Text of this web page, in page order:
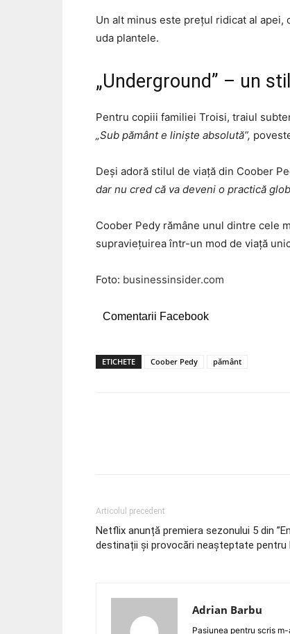
Un alt minus este prețul ridicat al apei,
uda plantele.
„Underground” – un
Pentru copiii familiei Troisi, traiul
„Sub pământ e liniște absolută”,
Deși adoră stilul de viață din Coober
dar nu cred că va deveni o practică
Coober Pedy rămâne unul dintre cele
supraviețuirea într-un mod de viață
Foto: businessinsider.com
Comentarii Facebook
ETICHETE Coober Pedy pământ
Articolul precedent
Netflix anunță premiera sezonului 5 din
destinații și provocări neașteptate pentru
Adrian Barbu
Pasiunea pentru scris